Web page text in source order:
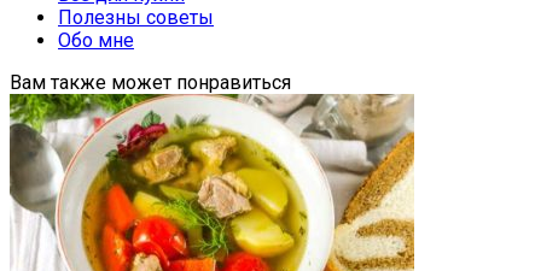
Полезны советы
Обо мне
Вам также может понравиться